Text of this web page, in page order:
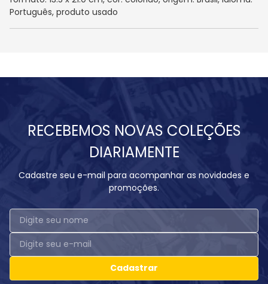
Português, produto usado
RECEBEMOS NOVAS COLEÇÕES
DIARIAMENTE
Cadastre seu e-mail para acompanhar as novidades e
promoções.
Cadastrar